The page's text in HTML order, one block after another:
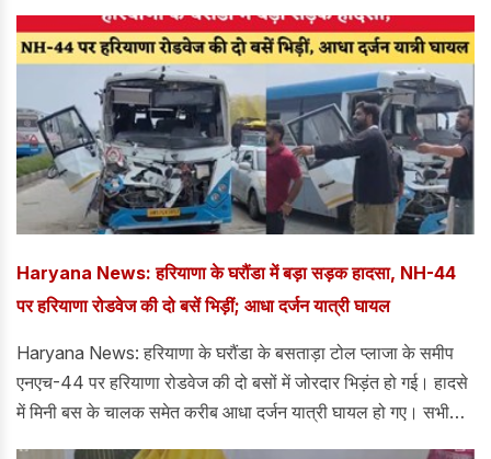
Haryana News: हरियाणा के घरौंडा में बड़ा सड़क हादसा, NH-44
पर हरियाणा रोडवेज की दो बसें भिड़ीं; आधा दर्जन यात्री घायल
Haryana News: हरियाणा के घरौंडा के बसताड़ा टोल प्लाजा के समीप
एनएच-44 पर हरियाणा रोडवेज की दो बसों में जोरदार भिड़ंत हो गई। हादसे
में मिनी बस के चालक समेत करीब आधा दर्जन यात्री घायल हो गए। सभी